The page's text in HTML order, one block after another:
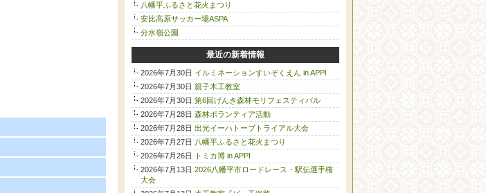
八幡平ふるさと花火まつり
安比高原サッカー場ASPA
分水嶺公園
最近の新着情報
2026年7月30日 イルミネーションすいぞくえん in APPI
2026年7月30日 親子木工教室
2026年7月30日 第6回げんき森林モリフェスティバル
2026年7月28日 森林ボランティア活動
2026年7月28日 出光イーハトーブトライアル大会
2026年7月27日 八幡平ふるさと花火まつり
2026年7月26日
トミカ博 in APPI
2026年7月13日 2026八幡平市ロードレース・駅伝選手権
大会